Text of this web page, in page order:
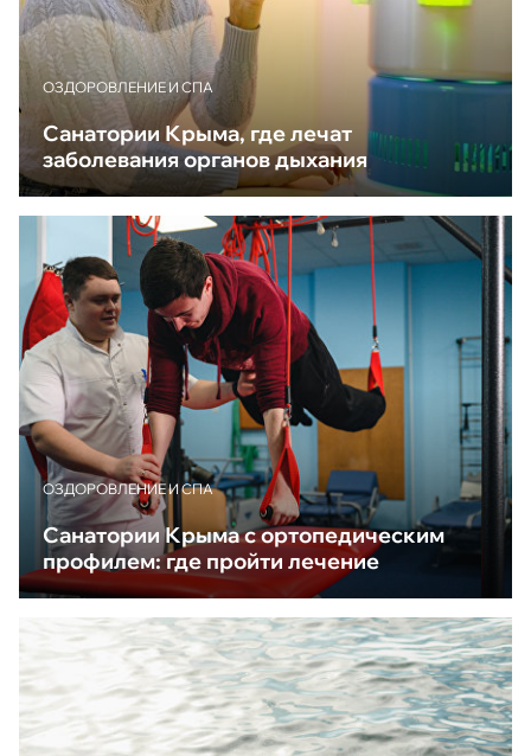
ОЗДОРОВЛЕНИЕ И СПА
Санатории Крыма, где лечат
заболевания органов дыхания
ОЗДОРОВЛЕНИЕ И СПА
Санатории Крыма с ортопедическим
профилем: где пройти лечение